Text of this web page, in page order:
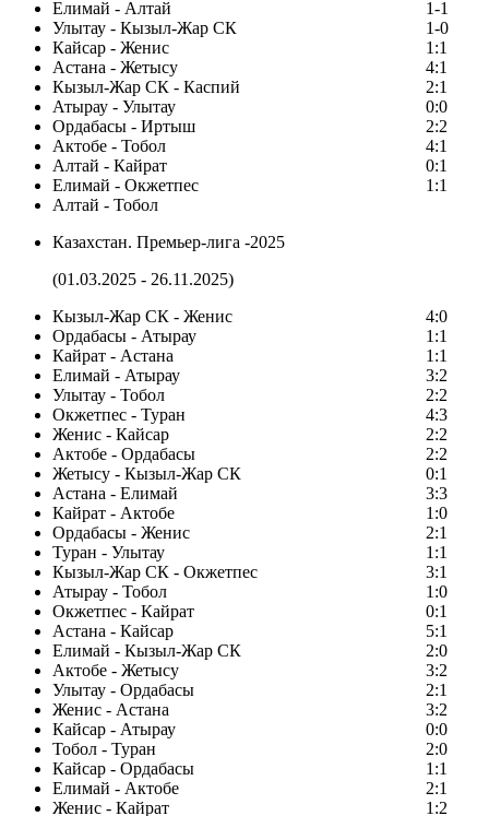
Елимай - Алтай
1-1
Улытау - Кызыл-Жар СК
1-0
Кайсар - Женис
1:1
Астана - Жетысу
4:1
Кызыл-Жар СК - Каспий
2:1
Атырау - Улытау
0:0
Ордабасы - Иртыш
2:2
Актобе - Тобол
4:1
Алтай - Кайрат
0:1
Елимай - Окжетпес
1:1
Алтай - Тобол
Казахстан. Премьер-лига -2025
(01.03.2025 - 26.11.2025)
Кызыл-Жар СК - Женис
4:0
Ордабасы - Атырау
1:1
Кайрат - Астана
1:1
Елимай - Атырау
3:2
Улытау - Тобол
2:2
Окжетпес - Туран
4:3
Женис - Кайсар
2:2
Актобе - Ордабасы
2:2
Жетысу - Кызыл-Жар СК
0:1
Астана - Елимай
3:3
Кайрат - Актобе
1:0
Ордабасы - Женис
2:1
Туран - Улытау
1:1
Кызыл-Жар СК - Окжетпес
3:1
Атырау - Тобол
1:0
Окжетпес - Кайрат
0:1
Астана - Кайсар
5:1
Елимай - Кызыл-Жар СК
2:0
Актобе - Жетысу
3:2
Улытау - Ордабасы
2:1
Женис - Астана
3:2
Кайсар - Атырау
0:0
Тобол - Туран
2:0
Кайсар - Ордабасы
1:1
Елимай - Актобе
2:1
Женис - Кайрат
1:2